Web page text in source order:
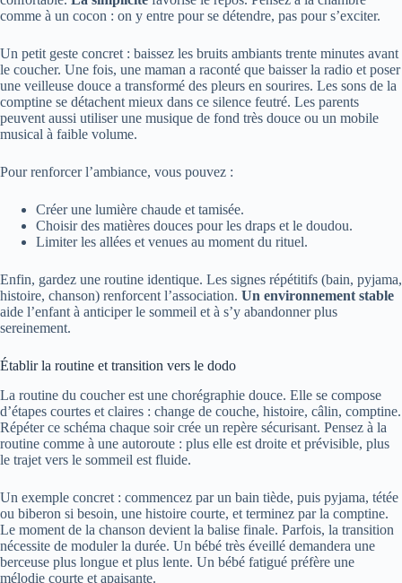
comme à un cocon : on y entre pour se détendre, pas pour s’exciter.
Un petit geste concret : baissez les bruits ambiants trente minutes avant
le coucher. Une fois, une maman a raconté que baisser la radio et poser
une veilleuse douce a transformé des pleurs en sourires. Les sons de la
comptine se détachent mieux dans ce silence feutré. Les parents
peuvent aussi utiliser une musique de fond très douce ou un mobile
musical à faible volume.
Pour renforcer l’ambiance, vous pouvez :
Créer une lumière chaude et tamisée.
Choisir des matières douces pour les draps et le doudou.
Limiter les allées et venues au moment du rituel.
Enfin, gardez une routine identique. Les signes répétitifs (bain, pyjama,
histoire, chanson) renforcent l’association. Un environnement stable
aide l’enfant à anticiper le sommeil et à s’y abandonner plus
sereinement.
Établir la routine et transition vers le dodo
La routine du coucher est une chorégraphie douce. Elle se compose
d’étapes courtes et claires : change de couche, histoire, câlin, comptine.
Répéter ce schéma chaque soir crée un repère sécurisant. Pensez à la
routine comme à une autoroute : plus elle est droite et prévisible, plus
le trajet vers le sommeil est fluide.
Un exemple concret : commencez par un bain tiède, puis pyjama, tétée
ou biberon si besoin, une histoire courte, et terminez par la comptine.
Le moment de la chanson devient la balise finale. Parfois, la transition
nécessite de moduler la durée. Un bébé très éveillé demandera une
berceuse plus longue et plus lente. Un bébé fatigué préfère une
mélodie courte et apaisante.